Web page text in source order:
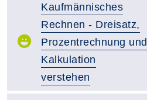
Kaufmännisches
Rechnen - Dreisatz,
Prozentrechnung und
Kalkulation
verstehen